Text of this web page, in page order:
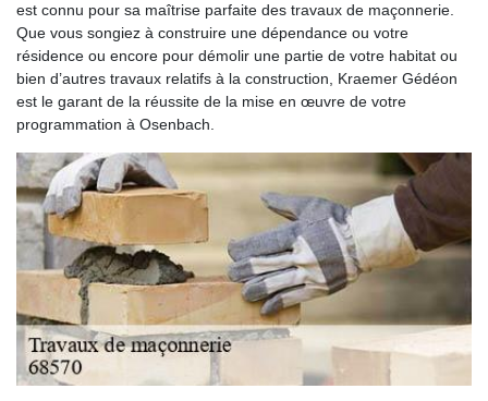
est connu pour sa maîtrise parfaite des travaux de maçonnerie.
Que vous songiez à construire une dépendance ou votre
résidence ou encore pour démolir une partie de votre habitat ou
bien d’autres travaux relatifs à la construction, Kraemer Gédéon
est le garant de la réussite de la mise en œuvre de votre
programmation à Osenbach.